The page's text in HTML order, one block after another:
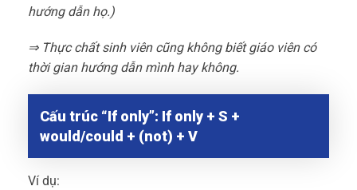
hướng dẫn họ.)
⇒ Thực chất sinh viên cũng không biết giáo viên có
thời gian hướng dẫn mình hay không.
Cấu trúc “If only”: If only + S +
would/could + (not) + V
Ví dụ: